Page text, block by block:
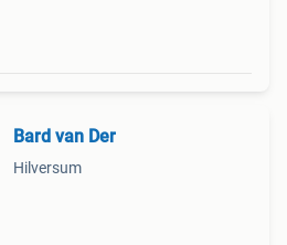
Bard van Der
Hilversum